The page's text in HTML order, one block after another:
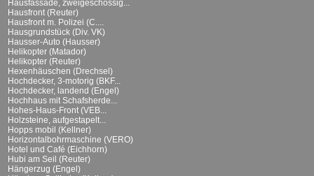
Hausfassade, zweigeschossig...
Hausfront (Reuter)
Hausfront m. Polizei (C....
Hausgrundstück (Div. VK)
Hausser-Auto (Hausser)
Helikopter (Matador)
Helikopter (Reuter)
Hexenhäuschen (Drechsel)
Hochdecker, 3-motorig (BKF...
Hochdecker, landend (Engel)
Hochhaus mit Schafsherde...
Hohes-Haus-Front (VEB...
Holzsteine, aufgestapelt...
Hopps mobil (Kellner)
Horizontalbohrmaschine (VERO)
Hotel und Café (Eichhorn)
Hubi am Seil (Reuter)
Hängerzug (Engel)